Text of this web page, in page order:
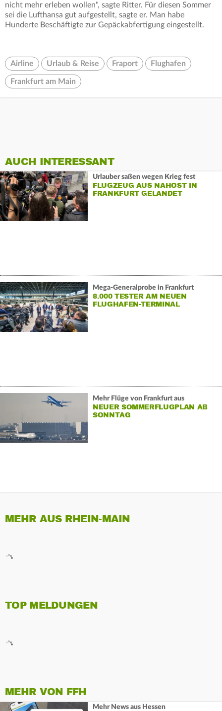
nicht mehr erleben wollen", sagte Ritter. Für diesen Sommer
sei die Lufthansa gut aufgestellt, sagte er. Man habe
Hunderte Beschäftigte zur Gepäckabfertigung eingestellt.
Airline Urlaub & Reise Fraport Flughafen
Frankfurt am Main
AUCH INTERESSANT
Urlauber saßen wegen Krieg fest
FLUGZEUG AUS NAHOST IN
FRANKFURT GELANDET
Mega-Generalprobe in Frankfurt
8.000 TESTER AM NEUEN
FLUGHAFEN-TERMINAL
Mehr Flüge von Frankfurt aus
NEUER SOMMERFLUGPLAN AB
SONNTAG
MEHR AUS RHEIN-MAIN
TOP MELDUNGEN
MEHR VON FFH
Mehr News aus Hessen